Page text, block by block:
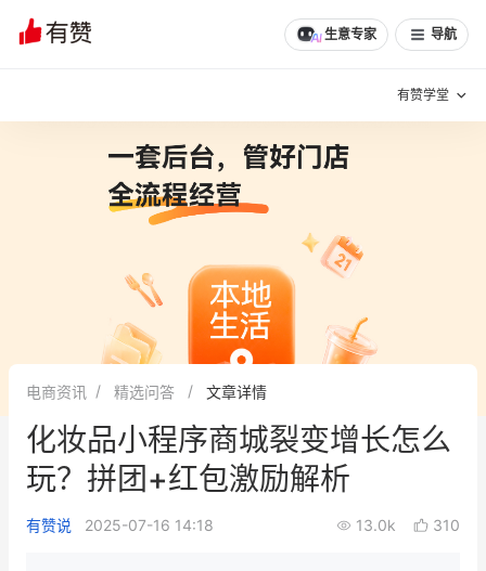
生意专家 导航
有赞学堂
增长方法
有赞专家说
新零售最佳实践
面对面聊增长
新零售大会 新零售茶会
文章 问诊 分享
电商资讯 精选问答 文章详情
化妆品小程序商城裂变增长怎么
玩？拼团+红包激励解析
有赞说 2025-07-16 14:18 13.0k 310